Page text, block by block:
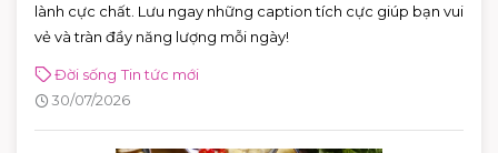
lành cực chất. Lưu ngay những caption tích cực giúp bạn vui
vẻ và tràn đầy năng lượng mỗi ngày!
Đời sống Tin tức mới
30/07/2026